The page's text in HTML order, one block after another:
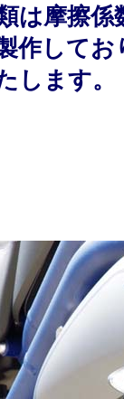
は摩擦
作して
します